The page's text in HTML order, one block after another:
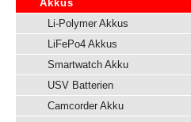
Akkus
Li-Polymer Akkus
LiFePo4 Akkus
Smartwatch Akku
USV Batterien
Camcorder Akku